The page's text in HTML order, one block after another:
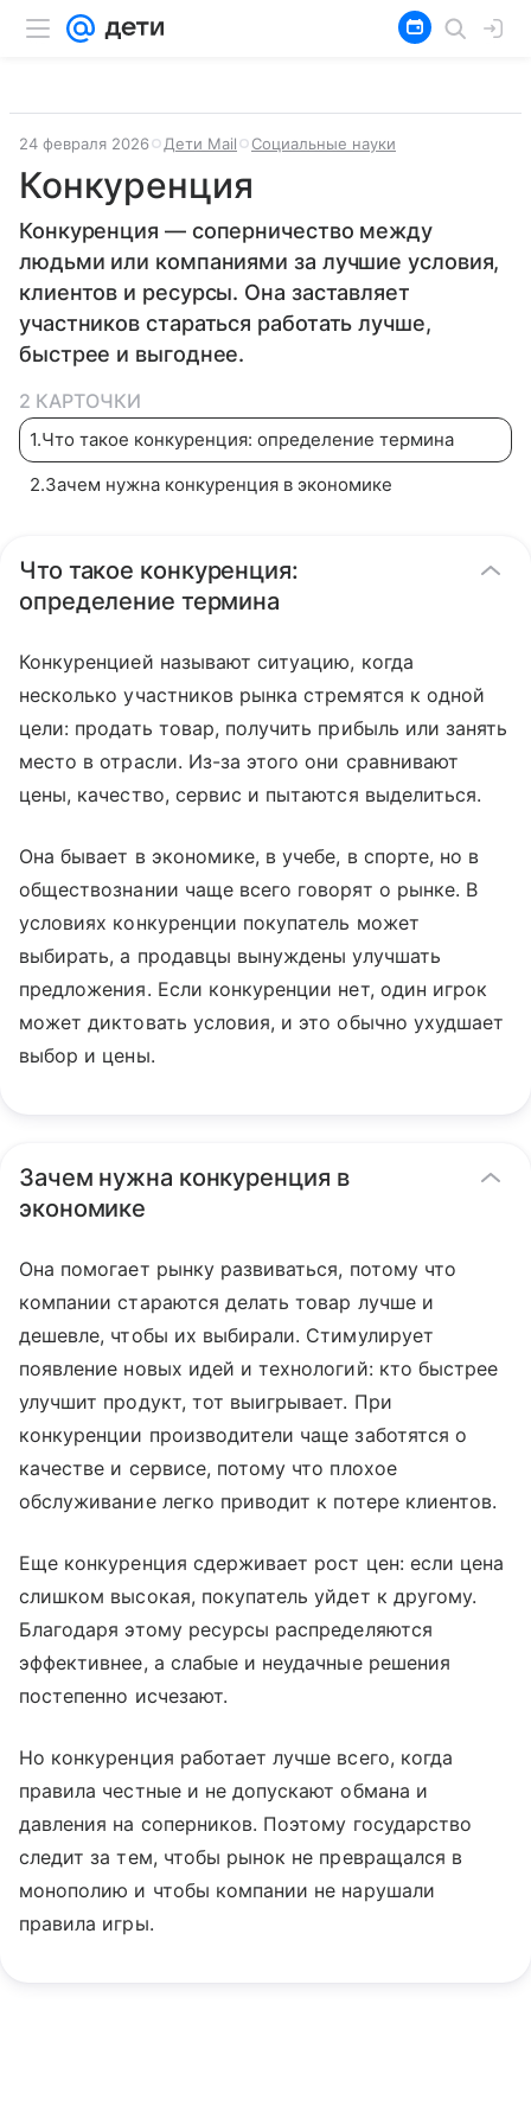
24 февраля 2026 Дети Mail Социальные науки
Конкуренция
Конкуренция — соперничество между
людьми или компаниями за лучшие условия,
клиентов и ресурсы. Она заставляет
участников стараться работать лучше,
быстрее и выгоднее.
2 КАРТОЧКИ
1.Что такое конкуренция: определение термина
2.Зачем нужна конкуренция в экономике
Что такое конкуренция:
определение термина
Конкуренцией называют ситуацию, когда
несколько участников рынка стремятся к одной
цели: продать товар, получить прибыль или занять
место в отрасли. Из-за этого они сравнивают
цены, качество, сервис и пытаются выделиться.
Она бывает в экономике, в учебе, в спорте, но в
обществознании чаще всего говорят о рынке. В
условиях конкуренции покупатель может
выбирать, а продавцы вынуждены улучшать
предложения. Если конкуренции нет, один игрок
может диктовать условия, и это обычно ухудшает
выбор и цены.
Зачем нужна конкуренция в
экономике
Она помогает рынку развиваться, потому что
компании стараются делать товар лучше и
дешевле, чтобы их выбирали. Стимулирует
появление новых идей и технологий: кто быстрее
улучшит продукт, тот выигрывает. При
конкуренции производители чаще заботятся о
качестве и сервисе, потому что плохое
обслуживание легко приводит к потере клиентов.
Еще конкуренция сдерживает рост цен: если цена
слишком высокая, покупатель уйдет к другому.
Благодаря этому ресурсы распределяются
эффективнее, а слабые и неудачные решения
постепенно исчезают.
Но конкуренция работает лучше всего, когда
правила честные и не допускают обмана и
давления на соперников. Поэтому государство
следит за тем, чтобы рынок не превращался в
монополию и чтобы компании не нарушали
правила игры.